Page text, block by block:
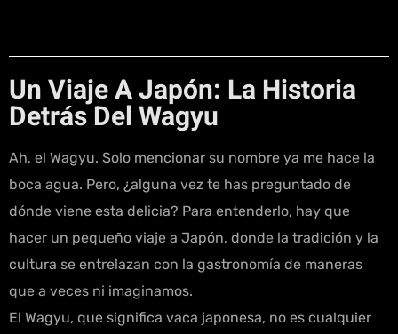
Un Viaje A Japón: La Historia
Detrás Del Wagyu
Ah, el Wagyu. Solo mencionar su nombre ya me hace la
boca agua. Pero, ¿alguna vez te has preguntado de
dónde viene esta delicia? Para entenderlo, hay que
hacer un pequeño viaje a Japón, donde la tradición y la
cultura se entrelazan con la gastronomía de maneras
que a veces ni imaginamos.
El Wagyu, que significa vaca japonesa, no es cualquier